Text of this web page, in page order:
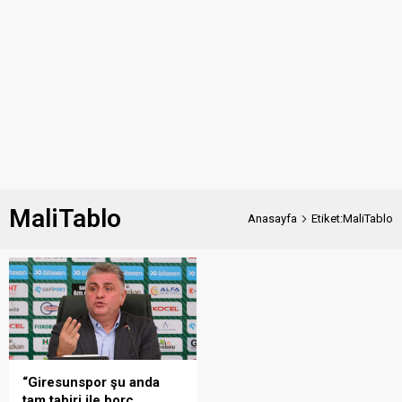
MaliTablo Anasayfa Etiket:MaliTablo
“Giresunspor şu anda